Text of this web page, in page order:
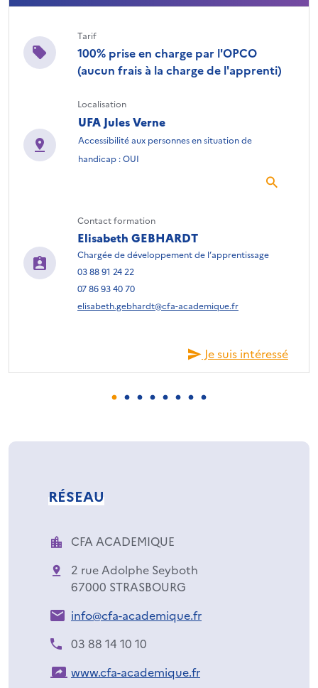
Tarif
100% prise en charge par l'OPCO
(aucun frais à la charge de l'apprenti)
Localisation
UFA Jules Verne
Accessibilité aux personnes en situation de
handicap : OUI
Contact formation
Elisabeth GEBHARDT
Chargée de développement de l’apprentissage
03 88 91 24 22
07 86 93 40 70
elisabeth.gebhardt@cfa-academique.fr
Je suis intéressé
RÉSEAU
CFA ACADEMIQUE
2 rue Adolphe Seyboth
67000 STRASBOURG
info@cfa-academique.fr
03 88 14 10 10
www.cfa-academique.fr